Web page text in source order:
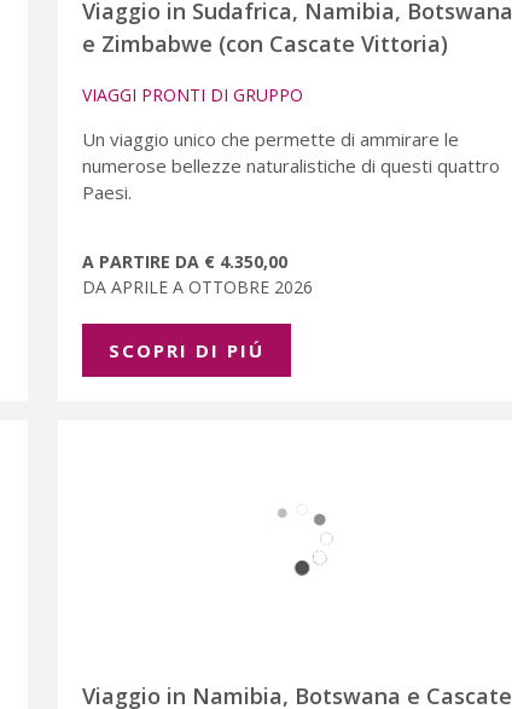
Viaggio in Sudafrica, Namibia, Botswana
e Zimbabwe (con Cascate Vittoria)
VIAGGI PRONTI DI GRUPPO
Un viaggio unico che permette di ammirare le
numerose bellezze naturalistiche di questi quattro
Paesi.
A PARTIRE DA € 4.350,00
DA APRILE A OTTOBRE 2026
SCOPRI DI PIÚ
Viaggio in Namibia, Botswana e Cascate